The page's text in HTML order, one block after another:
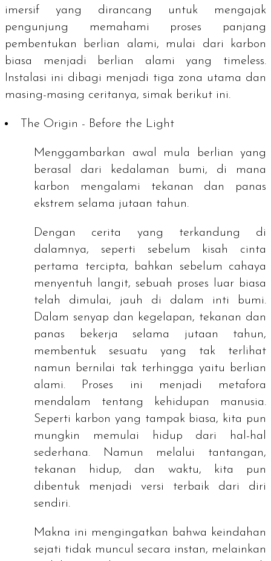
imersif yang dirancang untuk mengajak
pengunjung memahami proses panjang
pembentukan berlian alami, mulai dari karbon
biasa menjadi berlian alami yang timeless.
Instalasi ini dibagi menjadi tiga zona utama dan
masing-masing ceritanya, simak berikut ini.
The Origin - Before the Light
Menggambarkan awal mula berlian yang
berasal dari kedalaman bumi, di mana
karbon mengalami tekanan dan panas
ekstrem selama jutaan tahun.
Dengan cerita yang terkandung di
dalamnya, seperti sebelum kisah cinta
pertama tercipta, bahkan sebelum cahaya
menyentuh langit, sebuah proses luar biasa
telah dimulai, jauh di dalam inti bumi.
Dalam senyap dan kegelapan, tekanan dan
panas bekerja selama jutaan tahun,
membentuk sesuatu yang tak terlihat
namun bernilai tak terhingga yaitu berlian
alami. Proses ini menjadi metafora
mendalam tentang kehidupan manusia.
Seperti karbon yang tampak biasa, kita pun
mungkin memulai hidup dari hal-hal
sederhana. Namun melalui tantangan,
tekanan hidup, dan waktu, kita pun
dibentuk menjadi versi terbaik dari diri
sendiri.
Makna ini mengingatkan bahwa keindahan
sejati tidak muncul secara instan, melainkan